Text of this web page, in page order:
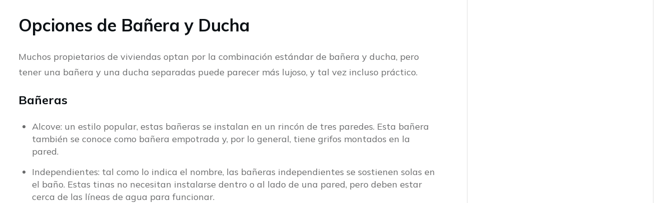
Opciones de Bañera y Ducha
Muchos propietarios de viviendas optan por la combinación estándar de bañera y ducha, pero
tener una bañera y una ducha separadas puede parecer más lujoso, y tal vez incluso práctico.
Bañeras
Alcove: un estilo popular, estas bañeras se instalan en un rincón de tres paredes. Esta bañera
también se conoce como bañera empotrada y, por lo general, tiene grifos montados en la
pared.
Independientes: tal como lo indica el nombre, las bañeras independientes se sostienen solas en
el baño. Estas tinas no necesitan instalarse dentro o al lado de una pared, pero deben estar
cerca de las líneas de agua para funcionar.